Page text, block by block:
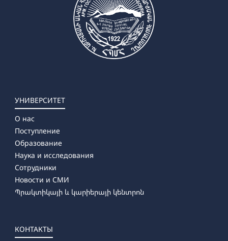
УНИВЕРСИТЕТ
О нас
Поступление
Образование
Наука и исследования
Сотрудники
Новости и СМИ
Պրակտիկայի և կարիերայի կենտրոն
КОНТАКТЫ